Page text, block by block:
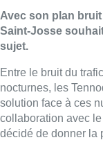
Avec son plan
Saint-Josse
sujet.
Entre le bruit du
nocturnes, les
solution face à ces
collaboration avec
décidé de donner la